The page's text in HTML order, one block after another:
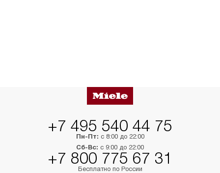
+7 495 540 44 75
Пн-Пт: с 8:00 до 22:00
Сб-Вс: с 9:00 до 22:00
+7 800 775 67 31
Бесплатно по России